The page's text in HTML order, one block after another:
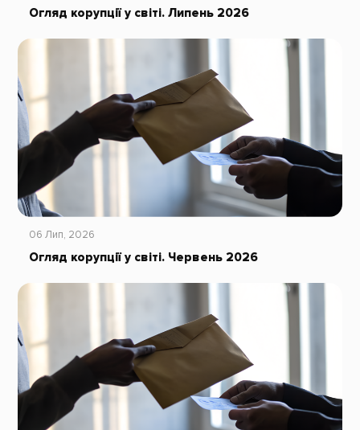
Огляд корупції у світі. Липень 2026
06 Лип, 2026
Огляд корупції у світі. Червень 2026